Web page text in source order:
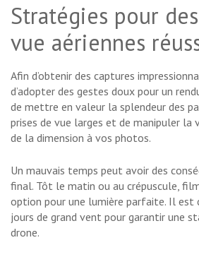
Stratégies pour
vue aériennes
Afin d’obtenir des captures
d’adopter des gestes doux pour un
de mettre en valeur la splendeur des
prises de vue larges et de manipuler
de la dimension à vos photos.
Un mauvais temps peut avoir des
final. Tôt le matin ou au crépuscule,
option pour une lumière parfaite. Il est
jours de grand vent pour garantir une
drone.